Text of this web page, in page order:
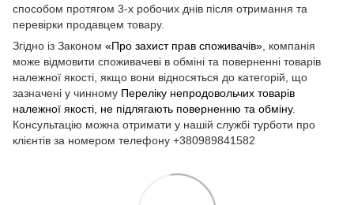
способом протягом 3-х робочих днів після отримання та
перевірки продавцем товару.
Згідно із Законом «Про захист прав споживачів» , компанія
може відмовити споживачеві в обміні та поверненні товарів
належної якості, якщо вони відносяться до категорій, що
зазначені у чинному Переліку непродовольчих товарів
належної якості, не підлягають поверненню та обміну.
Консультацію можна отримати у нашій службі турботи про
клієнтів за номером телефону +380989841582